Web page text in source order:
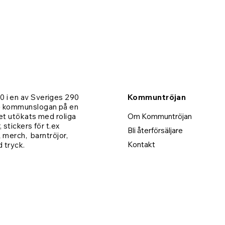
Växjö | T-shirt
279,00 kr
Ale | Barntröja
279,00 kr
Eda | Mugg
189,00 kr
Karlskoga | Barntröja
279,00 kr
i en av Sveriges 290
på en
utökats med roliga
stickers för t.ex
barntröjor,
tryck.
Kommuntröjan
Om Kommuntröjan
Bli återförsäljare
Kontakt